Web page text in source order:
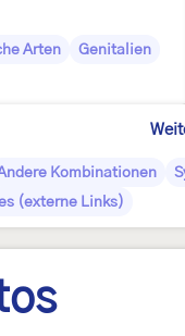
Arten
Genitalien
Kombinationen
(externe Links)